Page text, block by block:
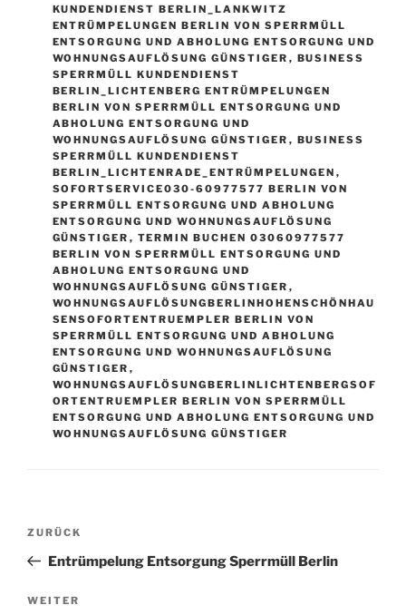
KUNDENDIENST BERLIN_LANKWITZ
ENTRÜMPELUNGEN BERLIN VON SPERRMÜLL
ENTSORGUNG UND ABHOLUNG ENTSORGUNG UND
WOHNUNGSAUFLÖSUNG GÜNSTIGER , BUSINESS
SPERRMÜLL KUNDENDIENST
BERLIN_LICHTENBERG ENTRÜMPELUNGEN
BERLIN VON SPERRMÜLL ENTSORGUNG UND
ABHOLUNG ENTSORGUNG UND
WOHNUNGSAUFLÖSUNG GÜNSTIGER , BUSINESS
SPERRMÜLL KUNDENDIENST
BERLIN_LICHTENRADE_ENTRÜMPELUNGEN ,
SOFORTSERVICE030-60977577 BERLIN VON
SPERRMÜLL ENTSORGUNG UND ABHOLUNG
ENTSORGUNG UND WOHNUNGSAUFLÖSUNG
GÜNSTIGER , TERMIN BUCHEN 03060977577
BERLIN VON SPERRMÜLL ENTSORGUNG UND
ABHOLUNG ENTSORGUNG UND
WOHNUNGSAUFLÖSUNG GÜNSTIGER ,
WOHNUNGSAUFLÖSUNGBERLINHOHENSCHÖNHAU
SENSOFORTENTRUEMPLER BERLIN VON
SPERRMÜLL ENTSORGUNG UND ABHOLUNG
ENTSORGUNG UND WOHNUNGSAUFLÖSUNG
GÜNSTIGER ,
WOHNUNGSAUFLÖSUNGBERLINLICHTENBERGSOF
ORTENTRUEMPLER BERLIN VON SPERRMÜLL
ENTSORGUNG UND ABHOLUNG ENTSORGUNG UND
WOHNUNGSAUFLÖSUNG GÜNSTIGER
Beitragsnavigation
Vorheriger
Beitrag
ZURÜCK
Entrümpelung Entsorgung Sperrmüll Berlin
Nächster
WEITER